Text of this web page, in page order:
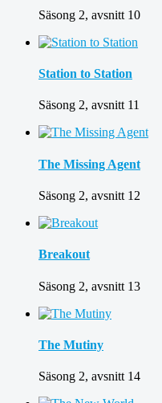
Säsong 2, avsnitt 10
Station to Station
Säsong 2, avsnitt 11
The Missing Agent
Säsong 2, avsnitt 12
Breakout
Säsong 2, avsnitt 13
The Mutiny
Säsong 2, avsnitt 14